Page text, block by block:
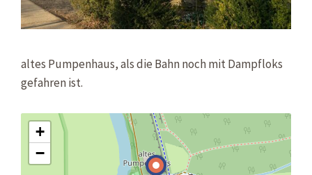
altes Pumpenhaus, als die Bahn noch mit Dampfloks
gefahren ist.
+
−